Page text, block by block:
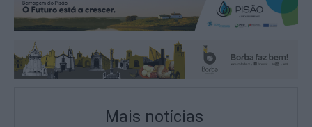
Mais notícias